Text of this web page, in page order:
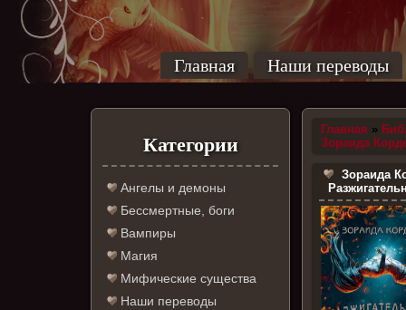
Главная Наши переводы
Категории
Ангелы и демоны
Бессмертные, боги
Вампиры
Магия
Мифические существа
Наши переводы
Главная »
Зораида
Зораида